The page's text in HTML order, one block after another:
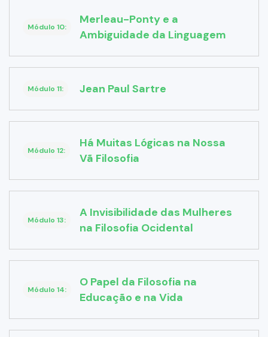
Módulo 10:
Merleau-Ponty e a
Ambiguidade da Linguagem
Módulo 11: Jean Paul Sartre
Módulo 12:
Há Muitas Lógicas na Nossa
Vã Filosofia
Módulo 13:
A Invisibilidade das Mulheres
na Filosofia Ocidental
Módulo 14:
O Papel da Filosofia na
Educação e na Vida